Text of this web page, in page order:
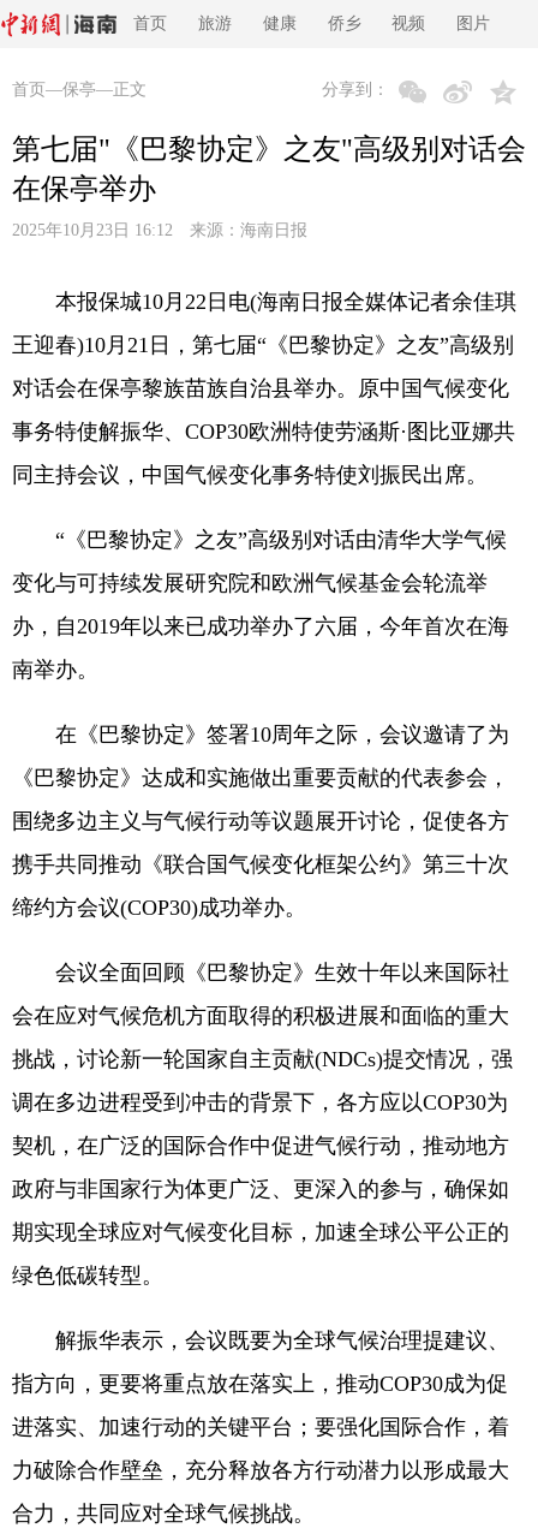
首页 旅游 健康 侨乡 视频 图片
首页 —保亭—正文 分享到：
第七届"《巴黎协定》之友"高级别对话会
在保亭举办
2025年10月23日 16:12 来源： 海南日报
本报保城10月22日电(海南日报全媒体记者余佳琪
王迎春)10月21日，第七届“《巴黎协定》之友”高级别
对话会在保亭黎族苗族自治县举办。原中国气候变化
事务特使解振华、COP30欧洲特使劳涵斯·图比亚娜共
同主持会议，中国气候变化事务特使刘振民出席。
“《巴黎协定》之友”高级别对话由清华大学气候
变化与可持续发展研究院和欧洲气候基金会轮流举
办，自2019年以来已成功举办了六届，今年首次在海
南举办。
在《巴黎协定》签署10周年之际，会议邀请了为
《巴黎协定》达成和实施做出重要贡献的代表参会，
围绕多边主义与气候行动等议题展开讨论，促使各方
携手共同推动《联合国气候变化框架公约》第三十次
缔约方会议(COP30)成功举办。
会议全面回顾《巴黎协定》生效十年以来国际社
会在应对气候危机方面取得的积极进展和面临的重大
挑战，讨论新一轮国家自主贡献(NDCs)提交情况，强
调在多边进程受到冲击的背景下，各方应以COP30为
契机，在广泛的国际合作中促进气候行动，推动地方
政府与非国家行为体更广泛、更深入的参与，确保如
期实现全球应对气候变化目标，加速全球公平公正的
绿色低碳转型。
解振华表示，会议既要为全球气候治理提建议、
指方向，更要将重点放在落实上，推动COP30成为促
进落实、加速行动的关键平台；要强化国际合作，着
力破除合作壁垒，充分释放各方行动潜力以形成最大
合力，共同应对全球气候挑战。